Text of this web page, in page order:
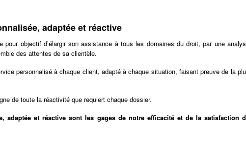
adaptée et réactive
pour objectif d’élargir son assistance à tous les domaines du droit, par une
des attentes de sa clientèle.
personnalisé à chaque client, adapté à chaque situation, faisant preuve de la
de toute la réactivité que requiert chaque dossier.
adaptée et réactive sont les gages de notre efficacité et de la satisfaction